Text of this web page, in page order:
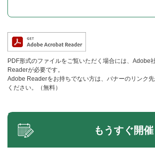
PDF形式のファイルをご覧いただく場合には、Adobe
Readerが必要です。
Adobe Readerをお持ちでない方は、バナーのリンク
ください。（無料）
もうすぐ開催